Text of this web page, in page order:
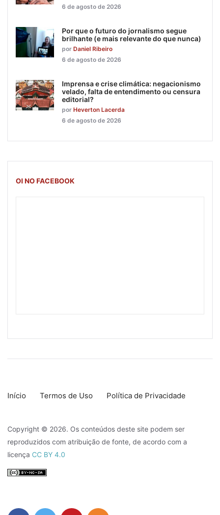
6 de agosto de 2026
Por que o futuro do jornalismo segue
brilhante (e mais relevante do que nunca)
por Daniel Ribeiro
6 de agosto de 2026
Imprensa e crise climática: negacionismo
velado, falta de entendimento ou censura
editorial?
por Heverton Lacerda
6 de agosto de 2026
OI NO FACEBOOK
Início Termos de Uso Política de Privacidade
Copyright © 2026. Os conteúdos deste site podem ser
reproduzidos com atribuição de fonte, de acordo com a
licença CC BY 4.0